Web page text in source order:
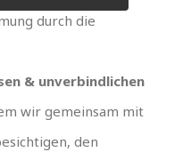
durch die
& unverbindlichen
wir gemeinsam mit
den